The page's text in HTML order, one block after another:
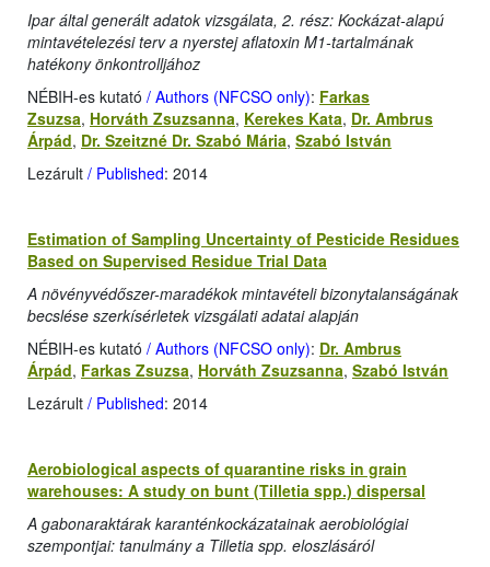
Ipar által generált adatok vizsgálata, 2. rész: Kockázat-alapú
mintavételezési terv a nyerstej aflatoxin M1-tartalmának
hatékony önkontrolljához
NÉBIH-es kutató / Authors (NFCSO only): Farkas
Zsuzsa, Horváth Zsuzsanna, Kerekes Kata, Dr. Ambrus
Árpád, Dr. Szeitzné Dr. Szabó Mária, Szabó István
Lezárult / Published: 2014
Estimation of Sampling Uncertainty of Pesticide Residues
Based on Supervised Residue Trial Data
A növényvédőszer-maradékok mintavételi bizonytalanságának
becslése szerkísérletek vizsgálati adatai alapján
NÉBIH-es kutató / Authors (NFCSO only): Dr. Ambrus
Árpád, Farkas Zsuzsa, Horváth Zsuzsanna, Szabó István
Lezárult / Published: 2014
Aerobiological aspects of quarantine risks in grain
warehouses: A study on bunt (Tilletia spp.) dispersal
A gabonaraktárak karanténkockázatainak aerobiológiai
szempontjai: tanulmány a Tilletia spp. eloszlásáról